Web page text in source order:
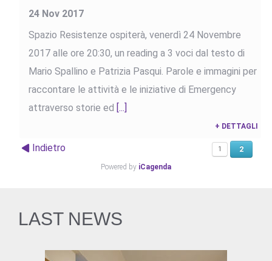
24 Nov 2017
Spazio Resistenze ospiterà, venerdì 24 Novembre
2017 alle ore 20:30, un reading a 3 voci dal testo di
Mario Spallino e Patrizia Pasqui. Parole e immagini per
raccontare le attività e le iniziative di Emergency
attraverso storie ed [...]
+ DETTAGLI
Indietro 1 2
Powered by iCagenda
LAST NEWS